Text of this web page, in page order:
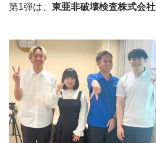
第1弾は、 東亜非破壊検査株式会社